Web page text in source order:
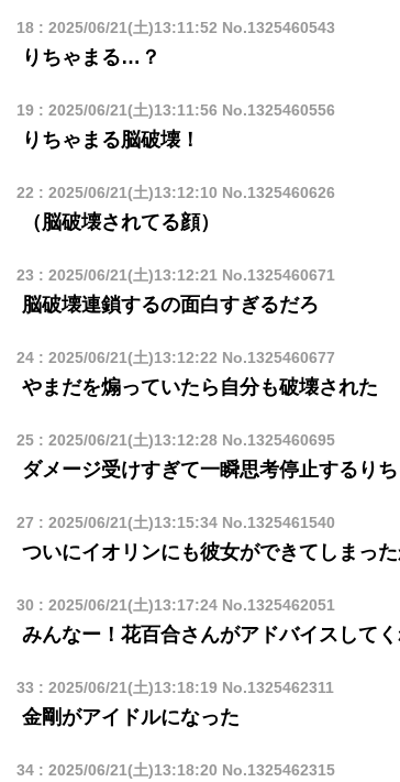
18: 2025/06/21(土)13:11:52 No.1325460543
りちゃまる…？
19: 2025/06/21(土)13:11:56 No.1325460556
りちゃまる脳破壊！
22 : 2025/06/21(土)13:12:10 No.1325460626
（脳破壊されてる顔）
23 : 2025/06/21(土)13:12:21No.1325460671
脳破壊連鎖するの面白すぎるだろ
24: 2025/06/21(土)13:12:22 No.1325460677
やまだを煽っていたら自分も破壊された
25: 2025/06/21(土)13:12:28No.1325460695
ダメージ受けすぎて一瞬思考停止するり
27 : 2025/06/21(土)13:15:34No.1325461540
ついにイオリンにも彼女ができてしまっ
30 : 2025/06/21(土)13:17:24No.1325462051
みんなー！花百合さんがアドバイスしてく
33 : 2025/06/21(土)13:18:19No.1325462311
金剛がアイドルになった
34: 2025/06/21(土)13:18:20 No.1325462315